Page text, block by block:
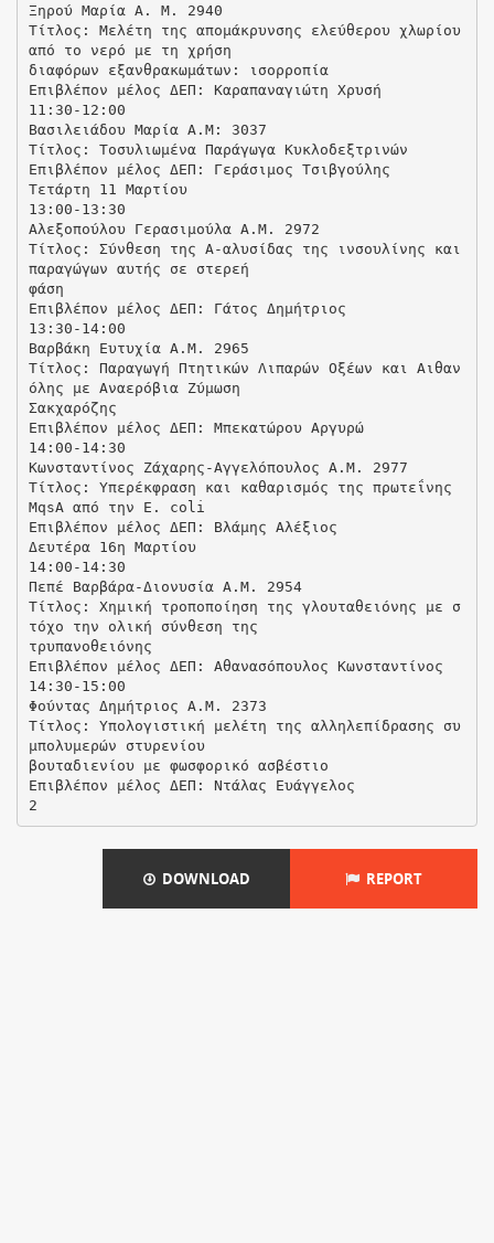
Ξηρού Μαρία Α. Μ. 2940
Τίτλος: Μελέτη της απομάκρυνσης ελεύθερου χλωρίου
από το νερό με τη χρήση
διαφόρων εξανθρακωμάτων: ισορροπία
Επιβλέπον μέλος ΔΕΠ: Καραπαναγιώτη Χρυσή
11:30-12:00
Βασιλειάδου Μαρία Α.Μ: 3037
Τίτλος: Τοσυλιωμένα Παράγωγα Κυκλοδεξτρινών
Επιβλέπον μέλος ΔΕΠ: Γεράσιμος Τσιβγούλης
Τετάρτη 11 Μαρτίου
13:00-13:30
Aλεξοπούλου Γερασιμούλα Α.Μ. 2972
Tίτλος: Σύνθεση της Α-αλυσίδας της ινσουλίνης και
παραγώγων αυτής σε στερεή
φάση
Επιβλέπον μέλος ΔΕΠ: Γάτος Δημήτριος
13:30-14:00
Βαρβάκη Ευτυχία Α.Μ. 2965
Τίτλος: Παραγωγή Πτητικών Λιπαρών Οξέων και Αιθαν
όλης με Αναερόβια Ζύμωση
Σακχαρόζης
Επιβλέπον μέλος ΔΕΠ: Μπεκατώρου Αργυρώ
14:00-14:30
Κωνσταντίνος Ζάχαρης-Αγγελόπουλος Α.Μ. 2977
Τίτλος: Υπερέκφραση και καθαρισμός της πρωτεΐνης
MqsA από την E. coli
Επιβλέπον μέλος ΔΕΠ: Βλάμης Αλέξιος
Δευτέρα 16η Μαρτίου
14:00-14:30
Πεπέ Βαρβάρα-Διονυσία Α.Μ. 2954
Τίτλος: Χημική τροποποίηση της γλουταθειόνης με σ
τόχο την ολική σύνθεση της
τρυπανοθειόνης
Επιβλέπον μέλος ΔΕΠ: Αθανασόπουλος Κωνσταντίνος
14:30-15:00
Φούντας Δημήτριος Α.Μ. 2373
Τίτλος: Υπολογιστική μελέτη της αλληλεπίδρασης συ
μπολυμερών στυρενίου
βουταδιενίου με φωσφορικό ασβέστιο
Επιβλέπον μέλος ΔΕΠ: Ντάλας Ευάγγελος
DOWNLOAD REPORT